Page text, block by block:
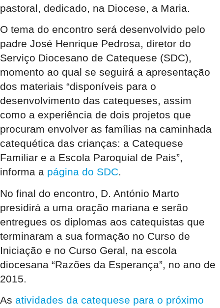
pastoral, dedicado, na Diocese, a Maria.
O tema do encontro será desenvolvido pelo
padre José Henrique Pedrosa, diretor do
Serviço Diocesano de Catequese (SDC),
momento ao qual se seguirá a apresentação
dos materiais “disponíveis para o
desenvolvimento das catequeses, assim
como a experiência de dois projetos que
procuram envolver as famílias na caminhada
catequética das crianças: a Catequese
Familiar e a Escola Paroquial de Pais”,
informa a página do SDC.
No final do encontro, D. António Marto
presidirá a uma oração mariana e serão
entregues os diplomas aos catequistas que
terminaram a sua formação no Curso de
Iniciação e no Curso Geral, na escola
diocesana “Razões da Esperança”, no ano de
2015.
As atividades da catequese para o próximo